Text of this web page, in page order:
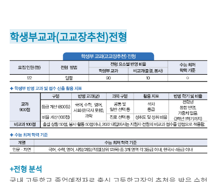
학생부교과(고교장추천)전형
+전형 분석